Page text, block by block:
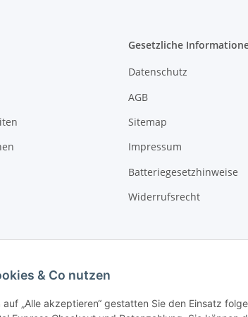
Gesetzliche
Datenschutz
AGB
Sitemap
Impressum
Batteriegesetzhinweise
Widerrufsrecht
USt., zzgl.
©
& Co nutzen
auf „Alle akzeptieren“ gestatten Sie den Einsatz